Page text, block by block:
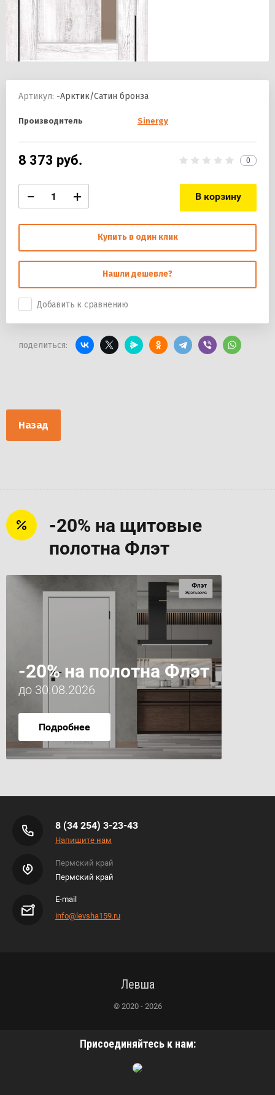
Артикул: -Арктик/Сатин бронза
Производитель Sinergy
8 373 руб. 0
− + В корзину
Купить в один клик
Нашли дешевле?
Добавить к сравнению
поделиться:
Назад
-20% на щитовые
полотна Флэт
-20% на полотна Флэт
до 30.08.2026
Подробнее
8 (34 254) 3-23-43
Напишите нам
Пермский край
Пермский край
E-mail
info@levsha159.ru
Левша
© 2020 - 2026
Присоединяйтесь к нам: